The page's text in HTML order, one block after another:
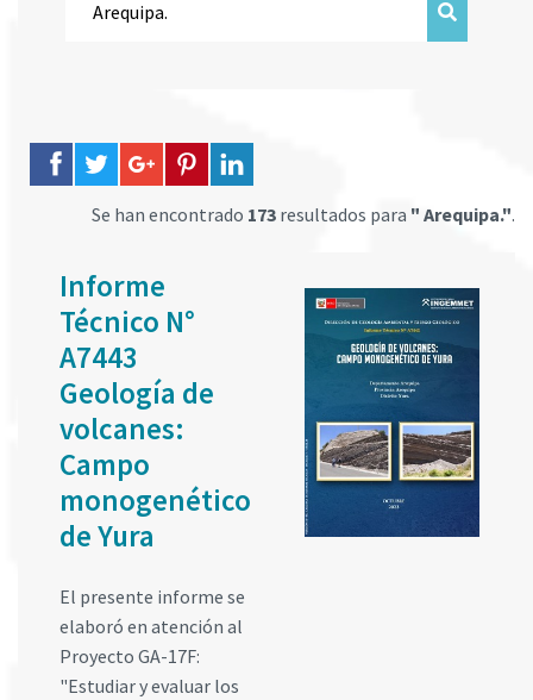
Se han encontrado 173 resultados para " Arequipa.".
Informe
Técnico N°
A7443
Geología de
volcanes:
Campo
monogenético
de Yura
El presente informe se
elaboró en atención al
Proyecto GA-17F:
"Estudiar y evaluar los